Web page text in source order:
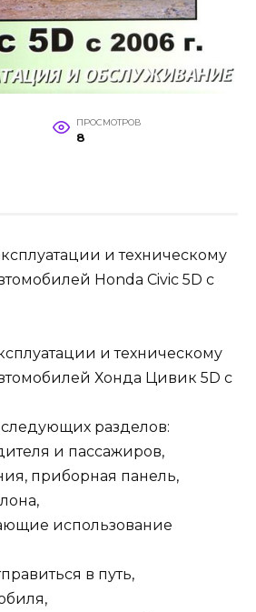
ПРОСМОТРОВ
8
и техническому
Honda Civic 5D с
и техническому
Хонда Цивик 5D с
следующих разделов:
и пассажиров,
приборная панель,
использование
в путь,